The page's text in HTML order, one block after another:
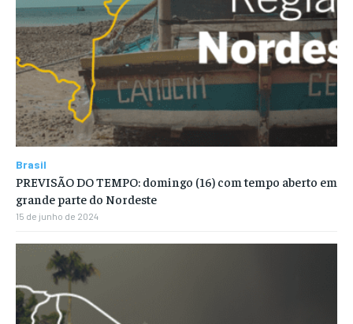
Brasil
PREVISÃO DO TEMPO: domingo (16) com tempo aberto em
grande parte do Nordeste
15 de junho de 2024